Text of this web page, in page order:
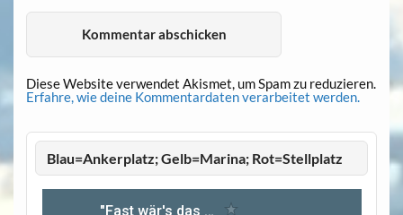
Diese Website verwendet Akismet, um Spam zu reduzieren.
Erfahre, wie deine Kommentardaten verarbeitet werden.
Blau=Ankerplatz; Gelb=Marina; Rot=Stellplatz